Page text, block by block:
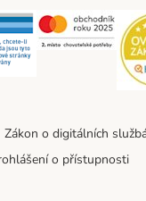
Security
Zákon o digitálních
o přístupnosti